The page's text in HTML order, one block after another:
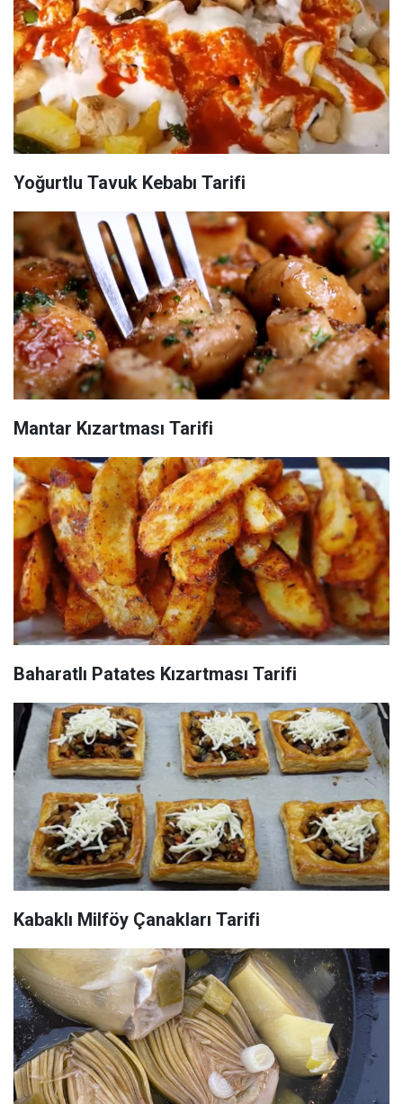
Yoğurtlu Tavuk Kebabı Tarifi
Mantar Kızartması Tarifi
Baharatlı Patates Kızartması Tarifi
Kabaklı Milföy Çanakları Tarifi